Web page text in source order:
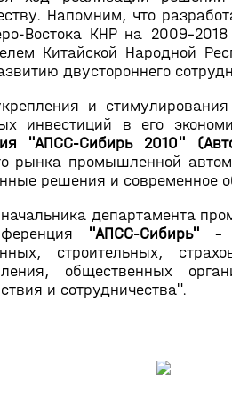
Напомним, что
Востока КНР на 2009-
Китайской Народной
двустороннего
и
инвестиций в его
"АПСС-Сибирь 2010"
рынка промышленной
решения и современное
департамента
"АПСС-Сибирь" –
строительных,
общественных
и сотрудничества".